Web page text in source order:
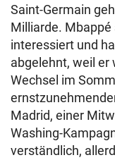
Saint-Germain
Milliarde.
interessiert und
abgelehnt, weil er
Wechsel im
Madrid, einer
Washing-
verständlich,